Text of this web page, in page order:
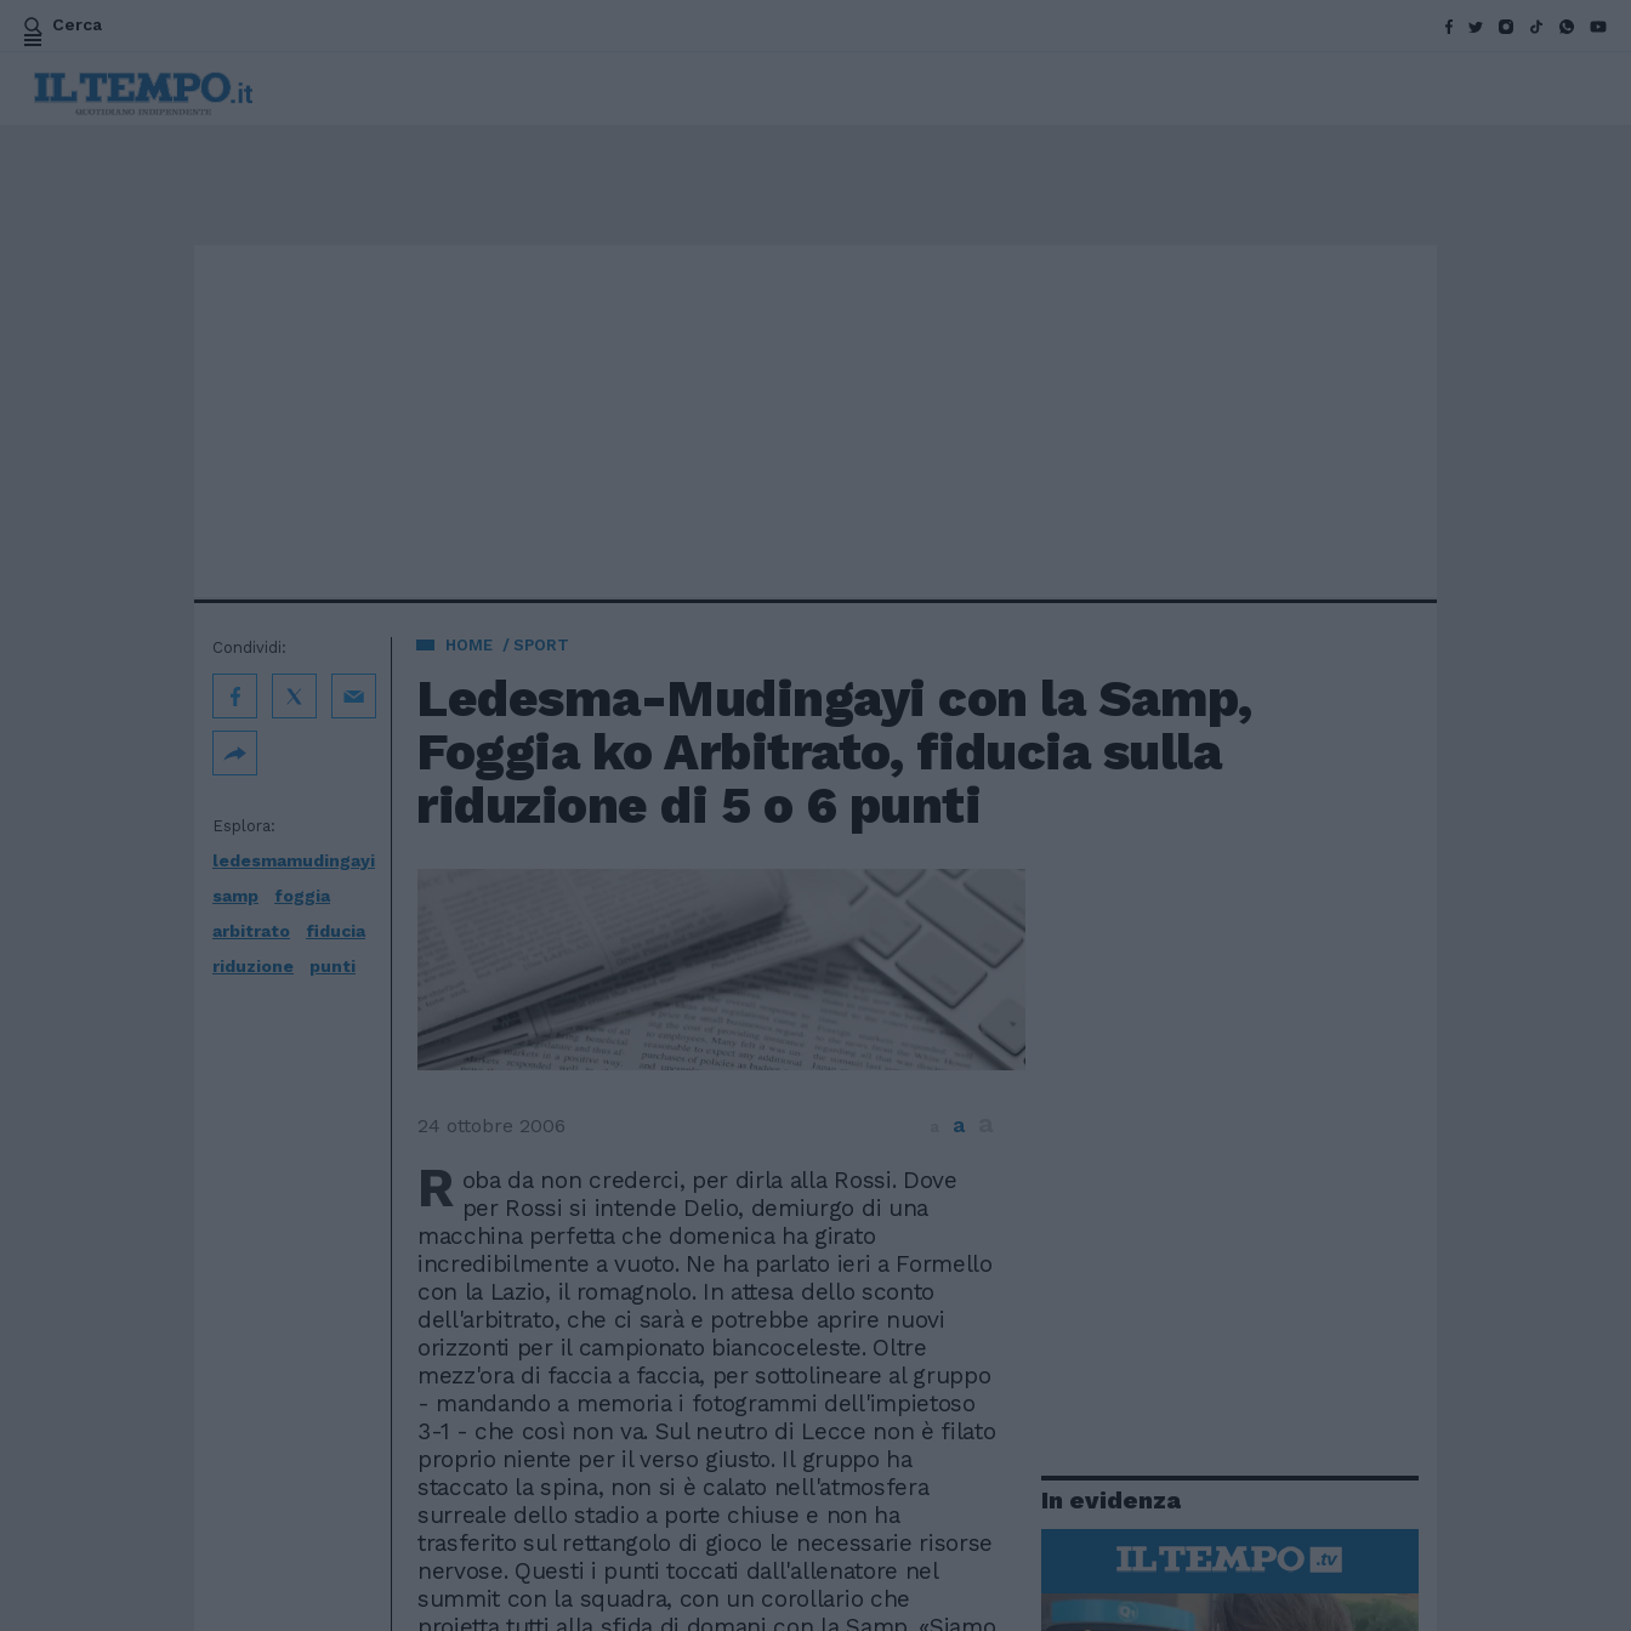
Cerca
HOME SPORT
Ledesma-Mudingayi con la Samp,
Foggia ko Arbitrato, fiducia sulla
riduzione di 5 o 6 punti
Esplora:
ledesmamudingayi
samp
foggia
arbitrato
fiducia
riduzione
punti
Condividi:
24 ottobre 2006 a
R oba da non crederci, per dirla alla Rossi. Dove
per Rossi si intende Delio, demiurgo di una
macchina perfetta che domenica ha girato
incredibilmente a vuoto. Ne ha parlato ieri a Formello
con la Lazio, il romagnolo. In attesa dello sconto
dell'arbitrato, che ci sarà e potrebbe aprire nuovi
orizzonti per il campionato biancoceleste. Oltre
mezz'ora di faccia a faccia, per sottolineare al gruppo
- mandando a memoria i fotogrammi dell'impietoso
3-1 - che così non va. Sul neutro di Lecce non è filato
proprio niente per il verso giusto. Il gruppo ha
staccato la spina, non si è calato nell'atmosfera
surreale dello stadio a porte chiuse e non ha
trasferito sul rettangolo di gioco le necessarie risorse
nervose. Questi i punti toccati dall'allenatore nel
summit con la squadra, con un corollario che
In evidenza